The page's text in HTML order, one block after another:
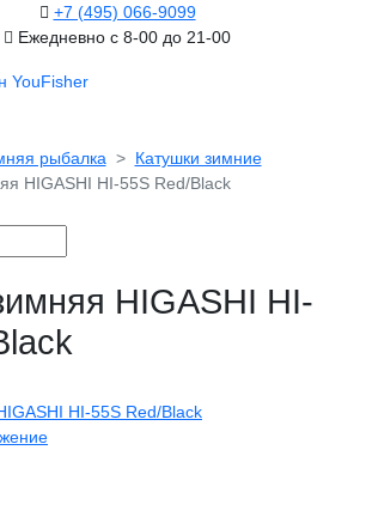
+7 (495) 066-9099
Ежедневно с 8-00 до 21-00
рыбалка
Катушки зимние
HIGASHI HI-55S Red/Black
HIGASHI HI-